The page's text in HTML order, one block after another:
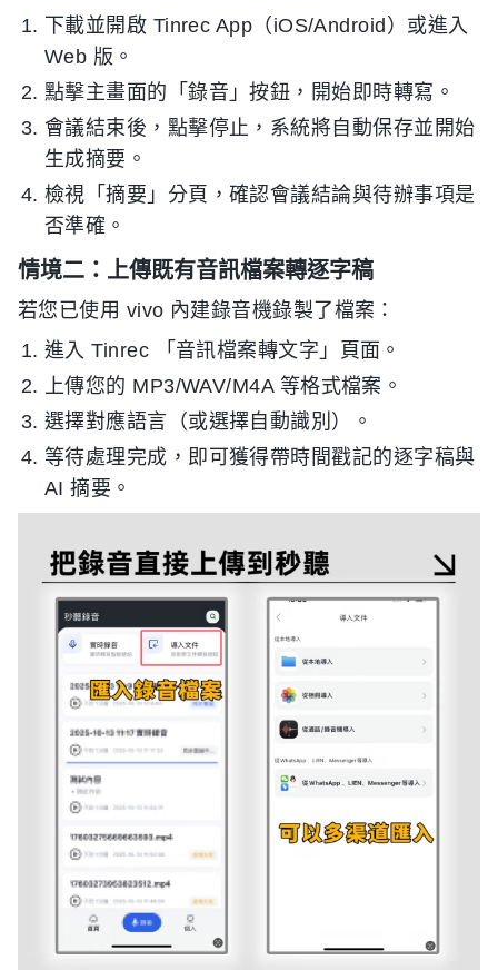
下載並開啟 Tinrec App（iOS/Android）或進入
Web 版。
點擊主畫面的「錄音」按鈕，開始即時轉寫。
會議結束後，點擊停止，系統將自動保存並開始
生成摘要。
檢視「摘要」分頁，確認會議結論與待辦事項是
否準確。
情境二：上傳既有音訊檔案轉逐字稿
若您已使用 vivo 內建錄音機錄製了檔案：
進入 Tinrec 「音訊檔案轉文字」頁面。
上傳您的 MP3/WAV/M4A 等格式檔案。
選擇對應語言（或選擇自動識別）。
等待處理完成，即可獲得帶時間戳記的逐字稿與
AI 摘要。